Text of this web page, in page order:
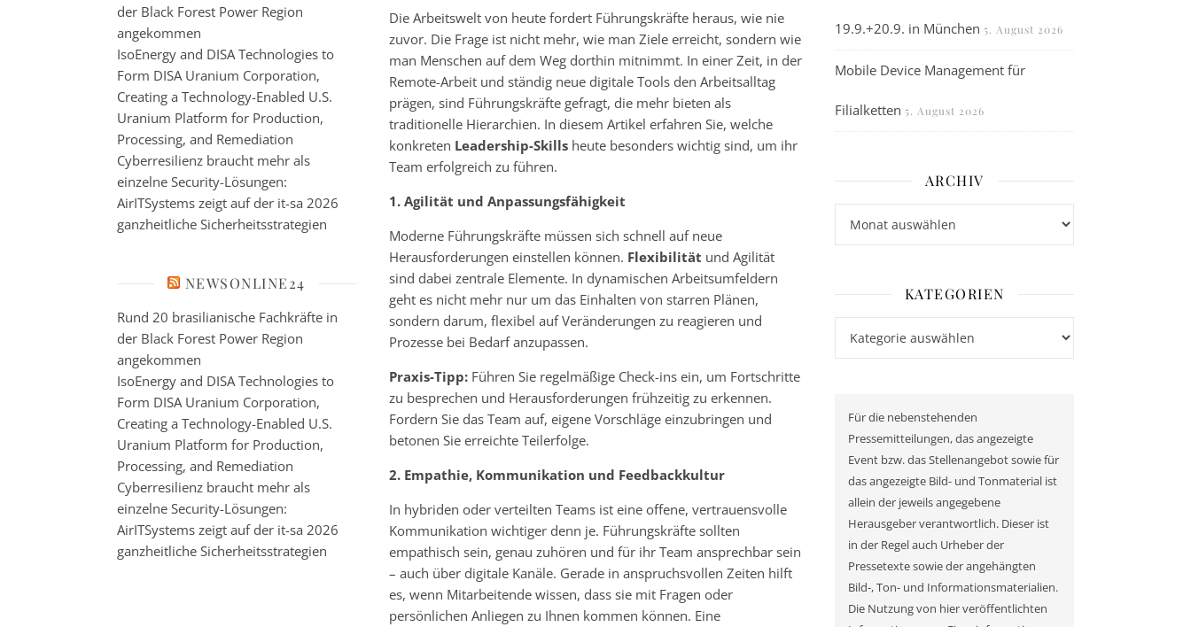
der Black Forest Power Region
angekommen
IsoEnergy and DISA Technologies to
Form DISA Uranium Corporation,
Creating a Technology-Enabled U.S.
Uranium Platform for Production,
Processing, and Remediation
Cyberresilienz braucht mehr als
einzelne Security-Lösungen:
AirITSystems zeigt auf der it-sa 2026
ganzheitliche Sicherheitsstrategien
NEWSONLINE24
Rund 20 brasilianische Fachkräfte in
der Black Forest Power Region
angekommen
IsoEnergy and DISA Technologies to
Form DISA Uranium Corporation,
Creating a Technology-Enabled U.S.
Uranium Platform for Production,
Processing, and Remediation
Cyberresilienz braucht mehr als
einzelne Security-Lösungen:
AirITSystems zeigt auf der it-sa 2026
ganzheitliche Sicherheitsstrategien
Die Arbeitswelt von heute fordert Führungskräfte heraus, wie nie
zuvor. Die Frage ist nicht mehr, wie man Ziele erreicht, sondern wie
man Menschen auf dem Weg dorthin mitnimmt. In einer Zeit, in der
Remote-Arbeit und ständig neue digitale Tools den Arbeitsalltag
prägen, sind Führungskräfte gefragt, die mehr bieten als
traditionelle Hierarchien. In diesem Artikel erfahren Sie, welche
konkreten Leadership-Skills heute besonders wichtig sind, um ihr
Team erfolgreich zu führen.
1. Agilität und Anpassungsfähigkeit
Moderne Führungskräfte müssen sich schnell auf neue
Herausforderungen einstellen können. Flexibilität und Agilität
sind dabei zentrale Elemente. In dynamischen Arbeitsumfeldern
geht es nicht mehr nur um das Einhalten von starren Plänen,
sondern darum, flexibel auf Veränderungen zu reagieren und
Prozesse bei Bedarf anzupassen.
Praxis-Tipp: Führen Sie regelmäßige Check-ins ein, um Fortschritte
zu besprechen und Herausforderungen frühzeitig zu erkennen.
Fordern Sie das Team auf, eigene Vorschläge einzubringen und
betonen Sie erreichte Teilerfolge.
2. Empathie, Kommunikation und Feedbackkultur
In hybriden oder verteilten Teams ist eine offene, vertrauensvolle
Kommunikation wichtiger denn je. Führungskräfte sollten
empathisch sein, genau zuhören und für ihr Team ansprechbar sein
– auch über digitale Kanäle. Gerade in anspruchsvollen Zeiten hilft
es, wenn Mitarbeitende wissen, dass sie mit Fragen oder
persönlichen Anliegen zu Ihnen kommen können. Eine
19.9.+20.9. in München 5. August 2026
Mobile Device Management für
Filialketten 5. August 2026
ARCHIV
KATEGORIEN
Für die nebenstehenden
Pressemitteilungen, das angezeigte
Event bzw. das Stellenangebot sowie für
das angezeigte Bild- und Tonmaterial ist
allein der jeweils angegebene
Herausgeber verantwortlich. Dieser ist
in der Regel auch Urheber der
Pressetexte sowie der angehängten
Bild-, Ton- und Informationsmaterialien.
Die Nutzung von hier veröffentlichten